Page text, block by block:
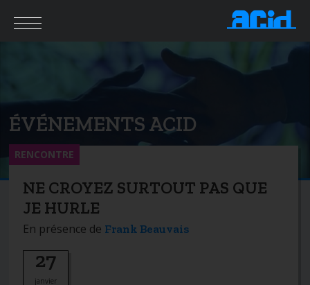
ÉVÉNEMENTS ACID
NE CROYEZ SURTOUT PAS QUE
JE HURLE
En présence de Frank Beauvais
27
janvier
RENCONTRE